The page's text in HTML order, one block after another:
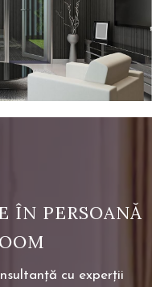
ÎN PERSOANĂ
cu experții